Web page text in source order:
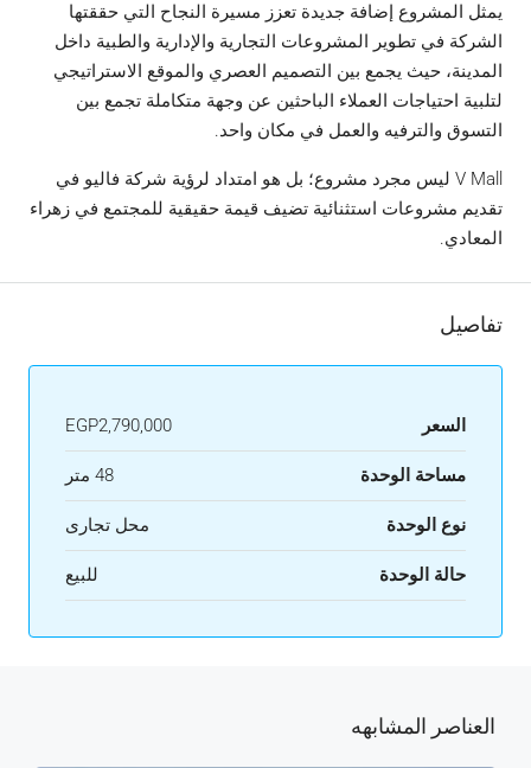
يمثل المشروع إضافة جديدة تعزز مسيرة النجاح التي حققتها
الشركة في تطوير المشروعات التجارية والإدارية والطبية داخل
المدينة، حيث يجمع بين التصميم العصري والموقع الاستراتيجي
لتلبية احتياجات العملاء الباحثين عن وجهة متكاملة تجمع بين
التسوق والترفيه والعمل في مكان واحد.
V Mall ليس مجرد مشروع؛ بل هو امتداد لرؤية شركة فاليو في
تقديم مشروعات استثنائية تضيف قيمة حقيقية للمجتمع في زهراء
المعادي.
تفاصيل
السعر EGP2,790,000
مساحة الوحدة 48 متر
نوع الوحدة محل تجارى
حالة الوحدة للبيع
العناصر المشابهه